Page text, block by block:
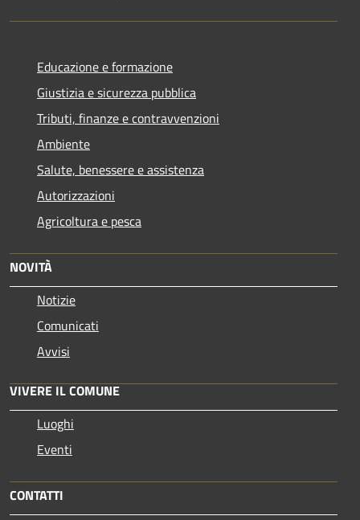
Educazione e formazione
Giustizia e sicurezza pubblica
Tributi, finanze e contravvenzioni
Ambiente
Salute, benessere e assistenza
Autorizzazioni
Agricoltura e pesca
NOVITÀ
Notizie
Comunicati
Avvisi
VIVERE IL COMUNE
Luoghi
Eventi
CONTATTI